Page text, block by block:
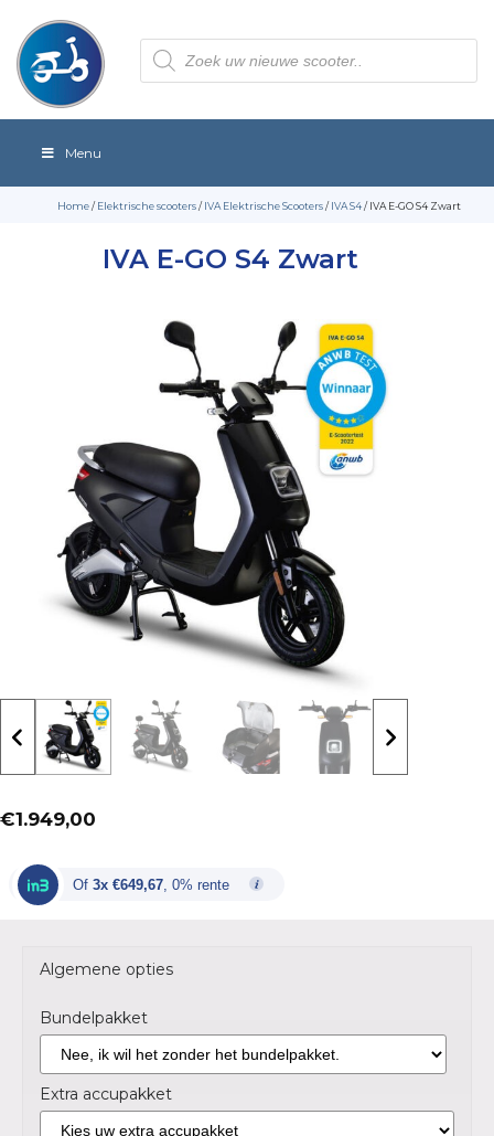
Producten
zoeken
Menu
Home/Elektrische scooters/IVA Elektrische Scooters/IVA S4/ IVA E-GO S4 Zwart
IVA E-GO S4 Zwart
€1.949,00
Of 3x €649,67, 0% rente
Algemene opties
Bundelpakket
Extra accupakket